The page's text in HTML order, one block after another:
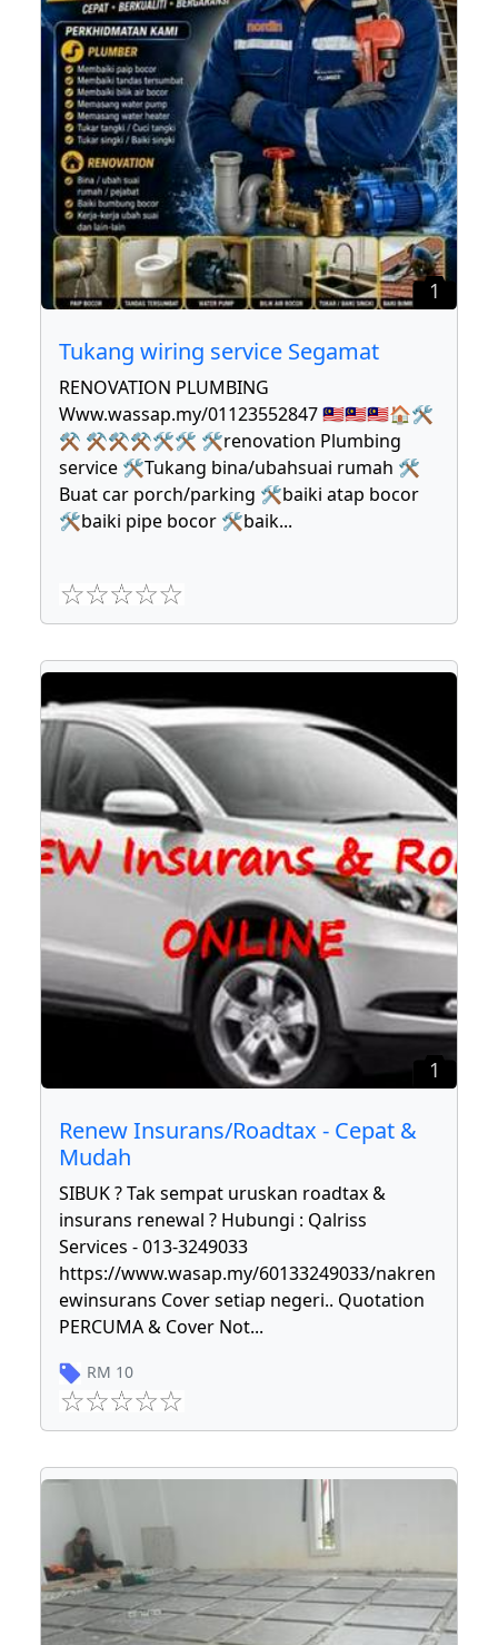
1
Tukang wiring service Segamat
RENOVATION PLUMBING
Www.wassap.my/01123552847 🇲🇾🇲🇾🇲🇾🏠🛠
⚒ ⚒⚒⚒🛠🛠 🛠renovation Plumbing
service 🛠Tukang bina/ubahsuai rumah 🛠
Buat car porch/parking 🛠baiki atap bocor
🛠baiki pipe bocor 🛠baik...
1
Renew Insurans/Roadtax - Cepat &
Mudah
SIBUK ? Tak sempat uruskan roadtax &
insurans renewal ? Hubungi : Qalriss
Services - 013-3249033
https://www.wasap.my/60133249033/nakren
ewinsurans Cover setiap negeri.. Quotation
PERCUMA & Cover Not...
RM 10